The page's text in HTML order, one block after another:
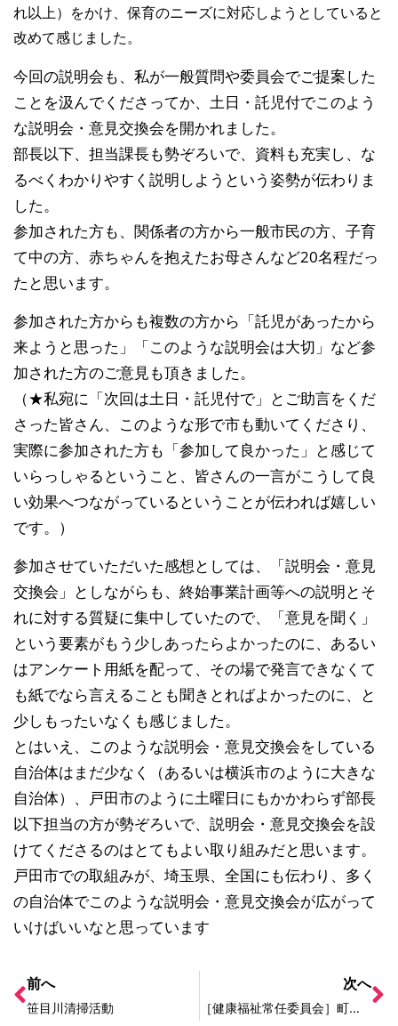
れ以上）をかけ、保育のニーズに対応しようとしていると
改めて感じました。
今回の説明会も、私が一般質問や委員会でご提案した
こと を汲んでくださってか、土日・託児付でこのよう
な説明会 ・意見交換会を開かれました。
部長以下、担当課長も勢ぞろいで、資料も充実し、な
るべくわかりやすく説明しようという姿勢が伝わりま
した。
参加された方も、関係者の方から一般市民の方、子育
て中の方、赤ちゃんを抱えたお母さんなど20名程だっ
たと思います。
参加された方からも複数の方から「託児があったから
来よ うと思った」「このような説明会は大切」など参
加された方のご意見も頂きました。
（★私宛に「次回は土日・託児付で」とご助言をくだ
さった皆さん、このような形で市も動いてくださり、
実際に参加された方も「参加して良かった」と感じて
いらっしゃる ということ、皆さんの一言がこうして良
い効果へつながっているということが伝われば嬉しい
です。）
参加させていただいた感想としては、「説明会・意見
交換会」としながらも、終始事業計画等への説明とそ
れに対する質疑に集中していたので、「意見を聞く」
という要素がもう少しあったらよかったのに、あるい
はアンケート用紙を配って、その場で発言できなくて
も紙でなら言えること も聞きとればよかったのに、と
少しもったいなくも感じま した。
とはいえ、このような説明会・意見交換会をしている
自治体はまだ少なく（あるいは横浜市のように大きな
自治体） 、戸田市のように土曜日にもかかわらず部長
以下担当の方が勢ぞろいで、説明会・意見交換会を設
けてくださるのはとてもよい取り組みだと思います。
戸田市での取組みが、埼玉県、全国にも伝わり、多く
の自治体でこのような説明会・意見交換会が広がって
いけばいいなと思っています
前へ
笹目川清掃活動
次へ
［健康福祉常任委員会］町会リズム体操視察